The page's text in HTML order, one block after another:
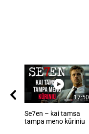
17:50
Se7en – kai tamsa
tampa meno kūriniu